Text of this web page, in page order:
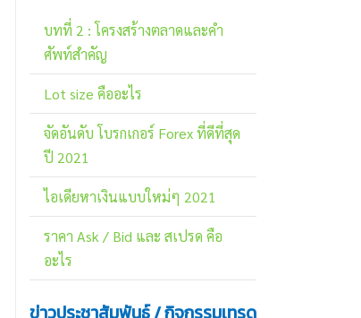
บทที่ 2 : โครงสร้างตลาดและคำ
ศัพท์สำคัญ
Lot size คืออะไร
จัดอันดับ โบรกเกอร์ Forex ที่ดีที่สุด
ปี 2021
ไอเดียหาเงินแบบใหม่ๆ 2021
ราคา Ask / Bid และ สเปรด คือ
อะไร
ข่าวประชาสัมพันธ์ / กิจกรรมเทรด